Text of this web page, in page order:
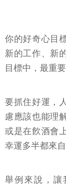
你的好奇心目
新的工作、新
目標中，最重
要抓住好運，
慮應該也能理
或是在飮酒會
幸運多半都來自
舉例來說，讓